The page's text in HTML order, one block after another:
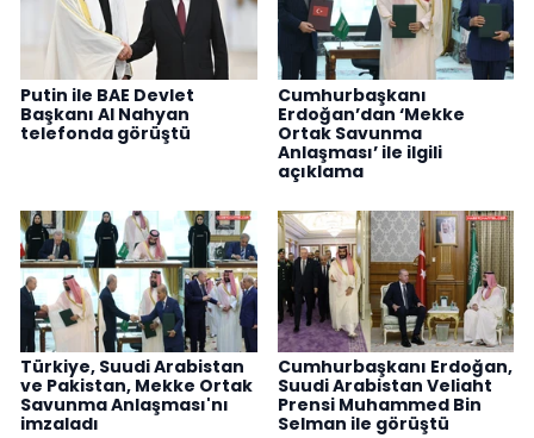
Putin ile BAE Devlet
Başkanı Al Nahyan
telefonda görüştü
Cumhurbaşkanı
Erdoğan’dan ‘Mekke
Ortak Savunma
Anlaşması’ ile ilgili
açıklama
Türkiye, Suudi Arabistan
ve Pakistan, Mekke Ortak
Savunma Anlaşması'nı
imzaladı
Cumhurbaşkanı Erdoğan,
Suudi Arabistan Veliaht
Prensi Muhammed Bin
Selman ile görüştü